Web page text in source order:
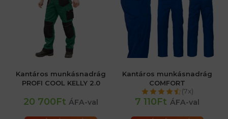
Kantáros munkásnadrág
PROFI COOL KELLY 2.0
20 700Ft ÁFA-val
Kantáros munkásnadrág
COMFORT
(7x)
7 110Ft ÁFA-val